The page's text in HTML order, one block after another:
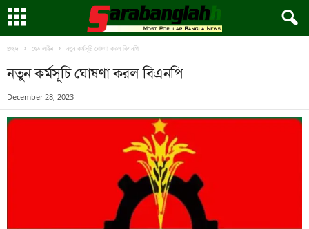
প্রচ্ছদ হেড লাইন নতুন কর্মসূচি ঘোষণা করল বিএনপি
নতুন কর্মসূচি ঘোষণা করল বিএনপি
December 28, 2023